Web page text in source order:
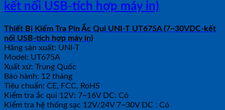
kết nối USB-tích hợp máy in)
Thiết Bị Kiểm Tra Pin Ắc Qui UNI-T UT675A (7~30VDC-kết
nối USB-tích hợp máy in)
Hãng sản xuất: UNI-T
Model: UT675A
Xuất xứ: Trung Quốc
Bảo hành: 12 tháng
Tiêu chuẩn: CE, FCC, RoHS
Kiểm tra ắc qui 12V: 7~16V DC: Có
Kiểm tra hệ thống sạc 12V/24V 7~30V DC : Có